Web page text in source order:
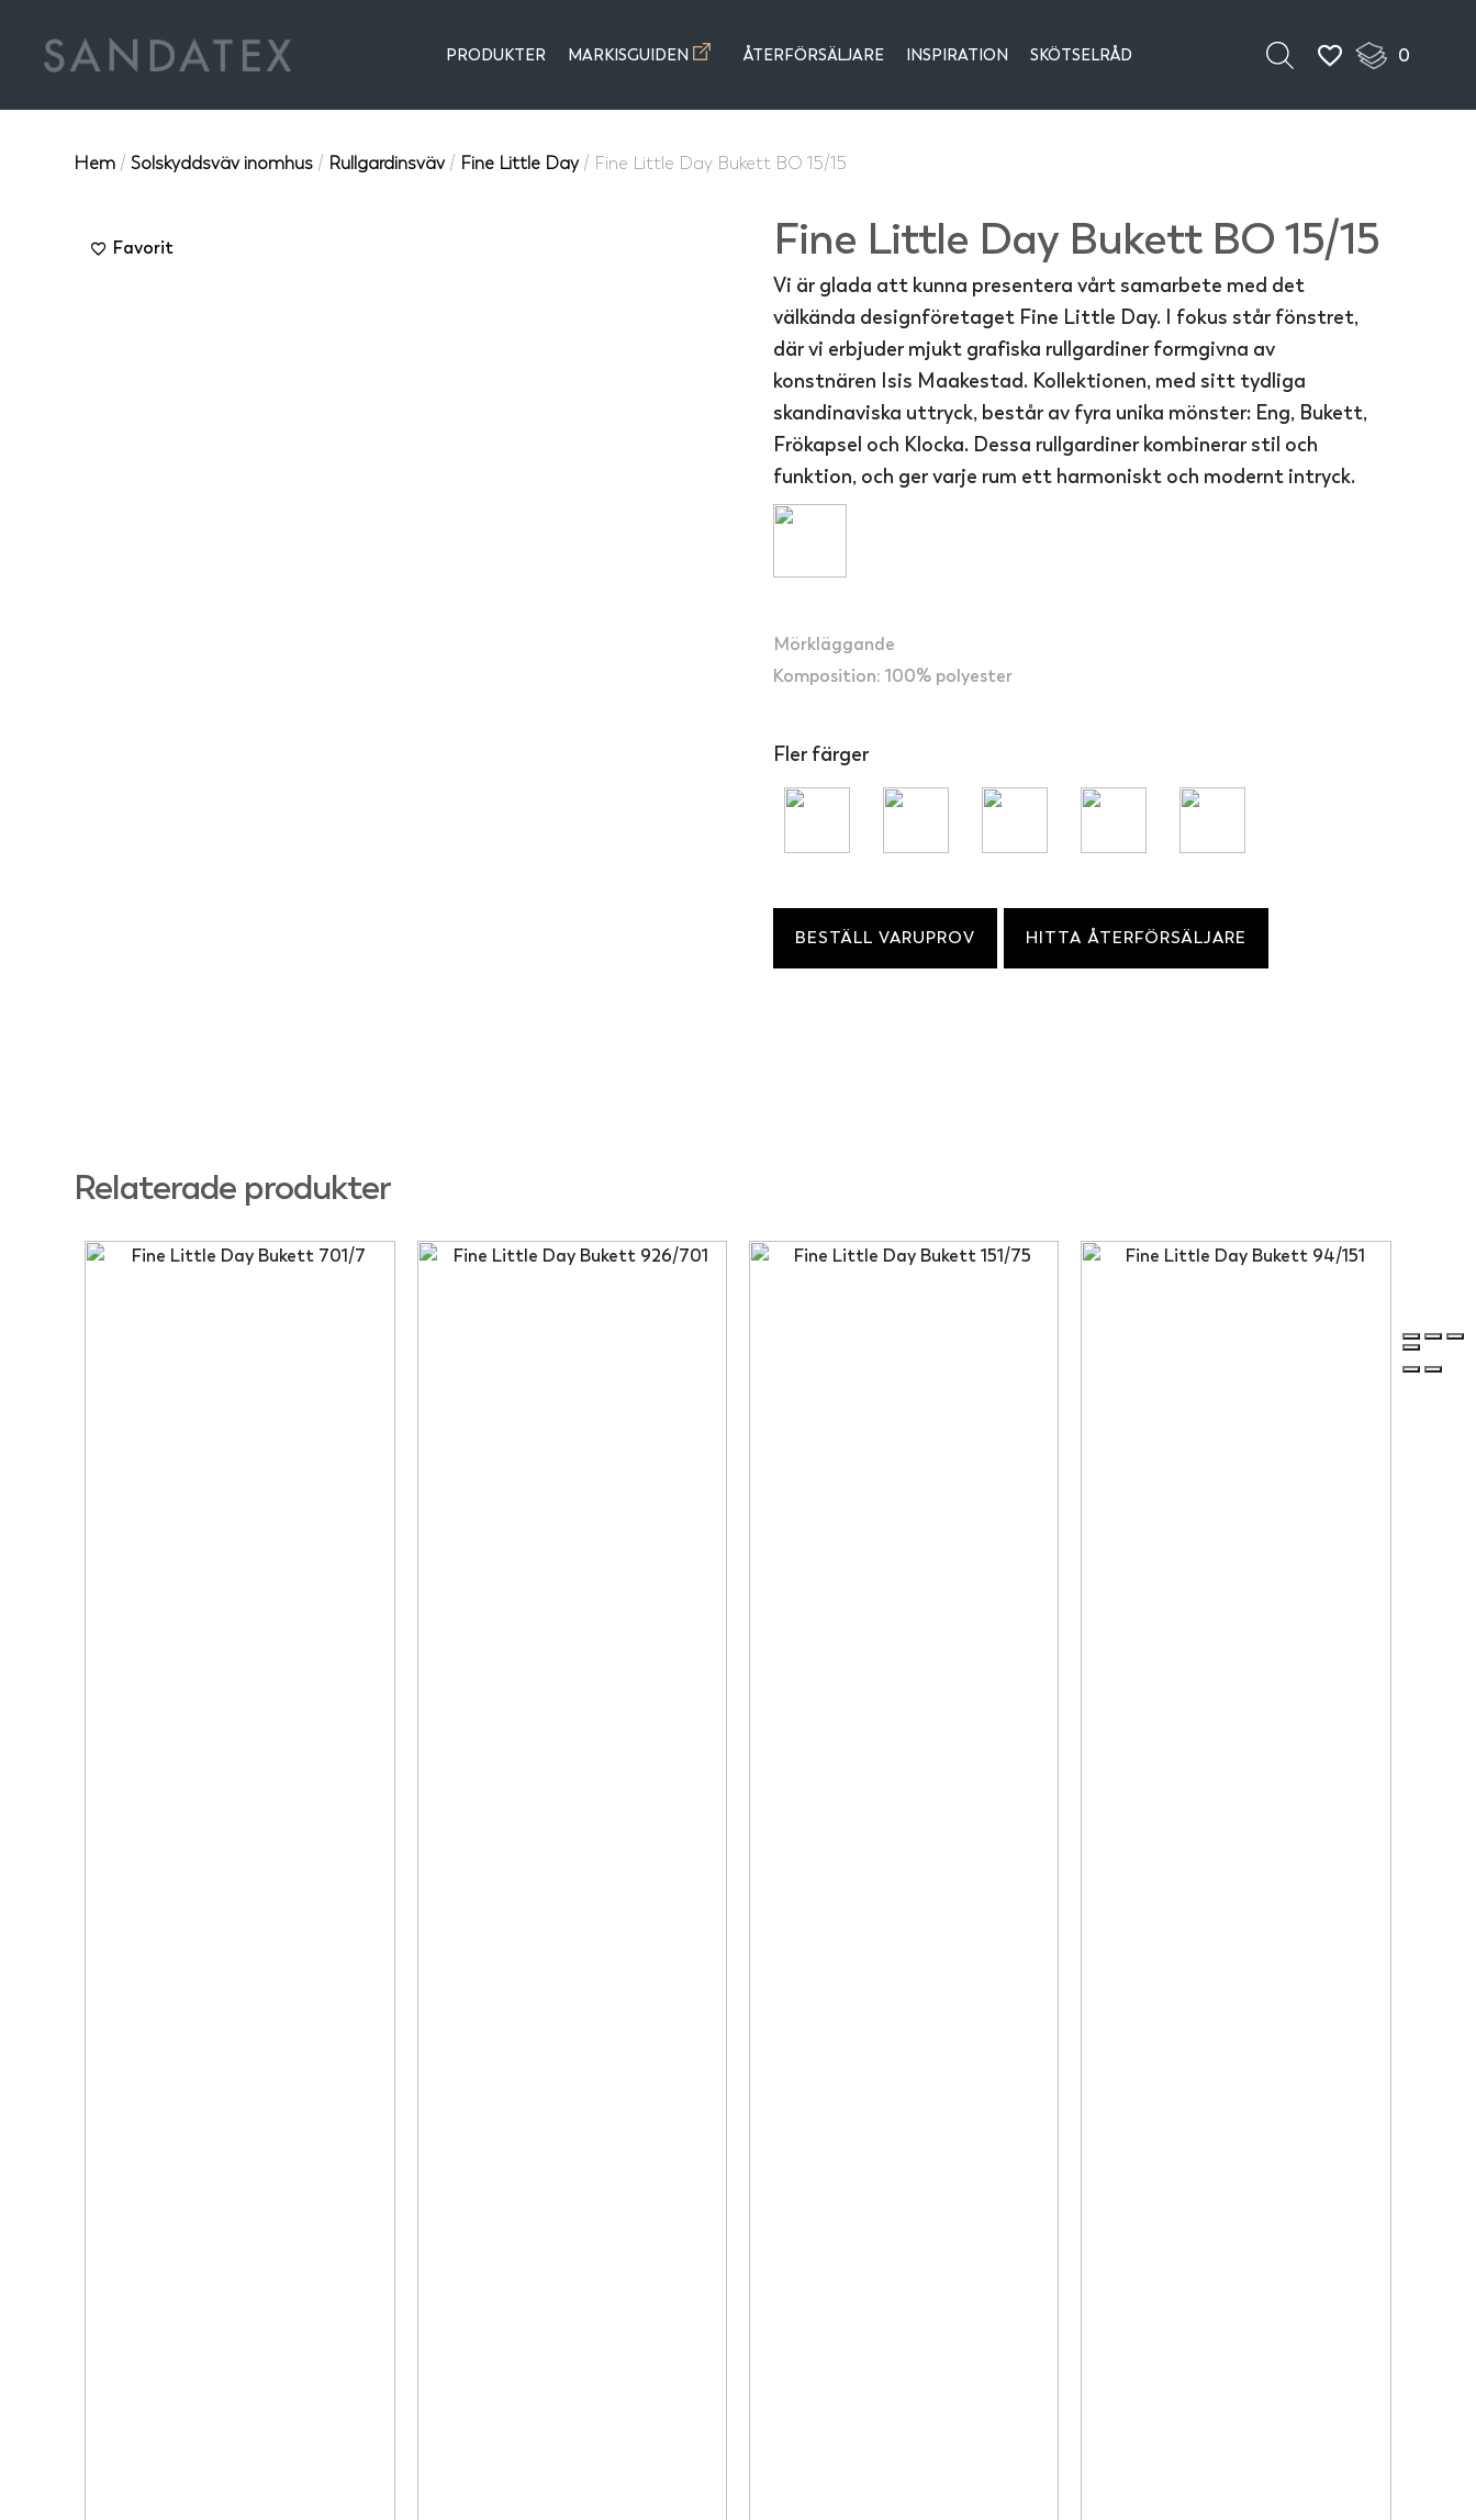
PRODUKTER MARKISGUIDEN ÅTERFÖRSÄLJARE INSPIRATION SKÖTSELRÅD 0
Hem /Solskyddsväv inomhus / Rullgardinsväv/ Fine Little Day/ Fine Little Day Bukett BO 15/15
Favorit Fine Little Day Bukett BO 15/15
Vi är glada att kunna presentera vårt samarbete med det
välkända designföretaget Fine Little Day. I fokus står fönstret,
där vi erbjuder mjukt grafiska rullgardiner formgivna av
konstnären Isis Maakestad. Kollektionen, med sitt tydliga
skandinaviska uttryck, består av fyra unika mönster: Eng, Bukett,
Frökapsel och Klocka. Dessa rullgardiner kombinerar stil och
funktion, och ger varje rum ett harmoniskt och modernt intryck.
Mörkläggande
Komposition: 100% polyester
Fler färger
BESTÄLL VARUPROV HITTA ÅTERFÖRSÄLJARE
Relaterade produkter